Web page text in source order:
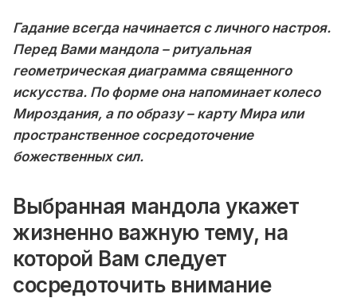
Гадание всегда начинается с личного настроя.
Перед Вами мандола – ритуальная
геометрическая диаграмма священного
искусства. По форме она напоминает колесо
Мироздания, а по образу – карту Мира или
пространственное сосредоточение
божественных сил.
Выбранная мандола укажет
жизненно важную тему, на
которой Вам следует
сосредоточить внимание